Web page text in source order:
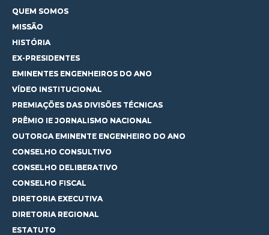
QUEM SOMOS
MISSÃO
HISTÓRIA
EX-PRESIDENTES
EMINENTES ENGENHEIROS DO ANO
VÍDEO INSTITUCIONAL
PREMIAÇÕES DAS DIVISÕES TÉCNICAS
PRÊMIO IE JORNALISMO NACIONAL
OUTORGA EMINENTE ENGENHEIRO DO ANO
CONSELHO CONSULTIVO
CONSELHO DELIBERATIVO
CONSELHO FISCAL
DIRETORIA EXECUTIVA
DIRETORIA REGIONAL
ESTATUTO